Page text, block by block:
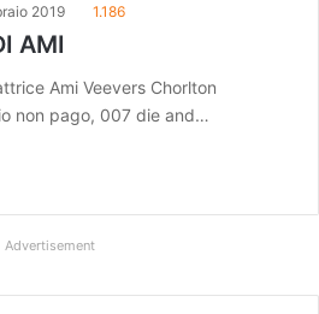
2019 1.186
AMI
Ami Veevers Chorlton
non pago, 007 die and…
Advertisement